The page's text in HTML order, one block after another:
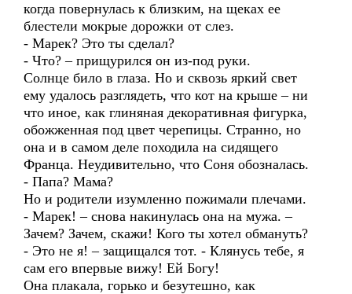
когда повернулась к близким, на щеках ее
блестели мокрые дорожки от слез.
- Марек? Это ты сделал?
- Что? – прищурился он из-под руки.
Солнце било в глаза. Но и сквозь яркий свет
ему удалось разглядеть, что кот на крыше – ни
что иное, как глиняная декоративная фигурка,
обожженная под цвет черепицы. Странно, но
она и в самом деле походила на сидящего
Франца. Неудивительно, что Соня обозналась.
- Папа? Мама?
Но и родители изумленно пожимали плечами.
- Марек! – снова накинулась она на мужа. –
Зачем? Зачем, скажи! Кого ты хотел обмануть?
- Это не я! – защищался тот. - Клянусь тебе, я
сам его впервые вижу! Ей Богу!
Она плакала, горько и безутешно, как